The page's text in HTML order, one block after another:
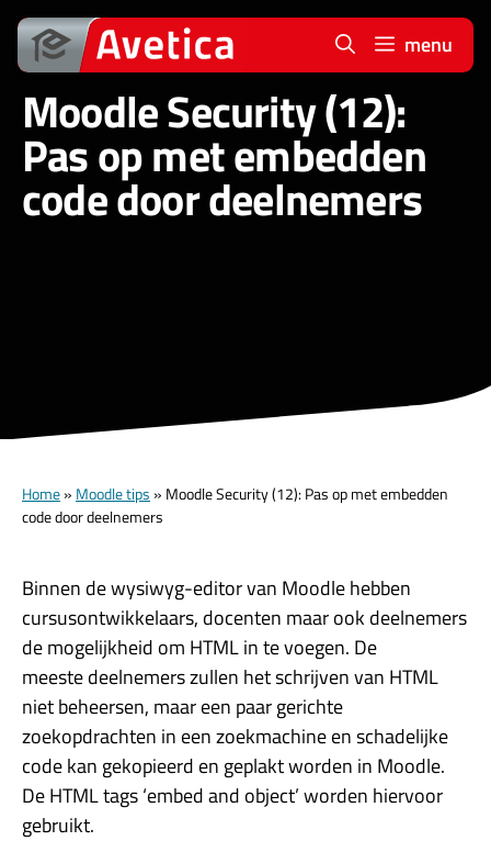
Ga
naar
de
inhoud
menu
Moodle Security (12):
Pas op met embedden
code door deelnemers
Home» Moodle tips » Moodle Security (12): Pas op met embedden
code door deelnemers
Binnen de wysiwyg-editor van Moodle hebben
cursusontwikkelaars, docenten maar ook deelnemers
de mogelijkheid om HTML in te voegen. De
meeste deelnemers zullen het schrijven van HTML
niet beheersen, maar een paar gerichte
zoekopdrachten in een zoekmachine en schadelijke
code kan gekopieerd en geplakt worden in Moodle.
De HTML tags ‘embed and object’ worden hiervoor
gebruikt.